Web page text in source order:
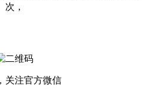
次，
关注官方微信